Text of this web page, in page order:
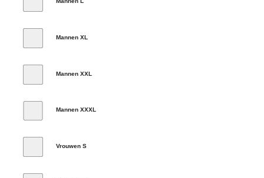
Mannen XL
Mannen XXL
Mannen XXXL
Vrouwen S